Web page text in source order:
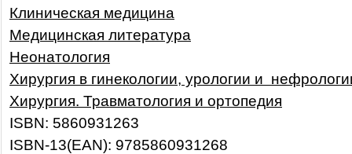
Клиническая медицина
Медицинская литература
Неонатология
Хирургия в гинекологии, урологии и
Хирургия. Травматология и ортопедия
ISBN: 5860931263
ISBN-13(EAN): 9785860931268